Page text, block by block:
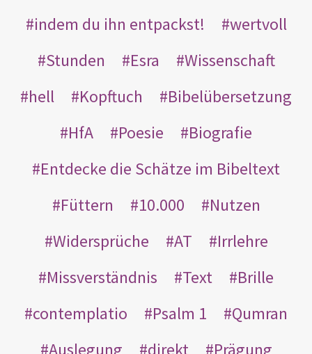
indem du ihn entpackst!
wertvoll
Stunden
Esra
Wissenschaft
hell
Kopftuch
Bibelübersetzung
HfA
Poesie
Biografie
Entdecke die Schätze im Bibeltext
Füttern
10.000
Nutzen
Widersprüche
AT
Irrlehre
Missverständnis
Text
Brille
contemplatio
Psalm 1
Qumran
Auslegung
direkt
Prägung